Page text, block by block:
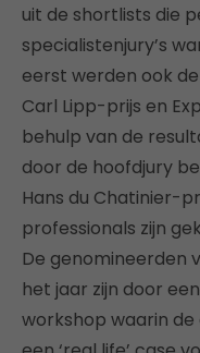
uit de shortlists die
specialistenjury’s
eerst werden ook
Carl Lipp-prijs en
behulp van de
door de hoofdjury
Hans du Chatinier-
professionals zijn
De genomineerden
het jaar zijn door
workshop waarin